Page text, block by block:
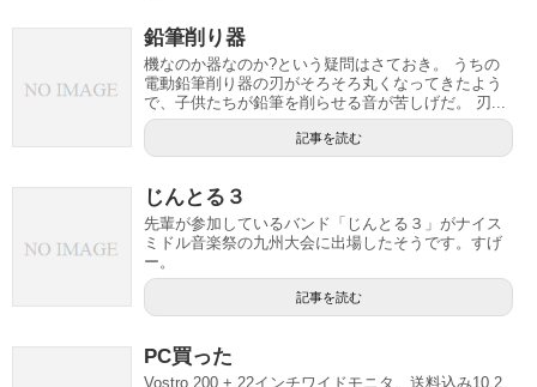
鉛筆削り器
機なのか器なのか?という疑問はさておき。 うちの
電動鉛筆削り器の刃がそろそろ丸くなってきたよう
で、子供たちが鉛筆を削らせる音が苦しげだ。 刃...
記事を読む
じんとる３
先輩が参加しているバンド「じんとる３」がナイス
ミドル音楽祭の九州大会に出場したそうです。すげ
ー。
記事を読む
PC買った
Vostro 200 + 22インチワイドモニタ、送料込み10.2